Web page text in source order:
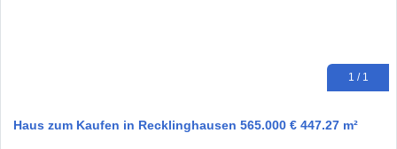
1 / 1
Haus zum Kaufen in Recklinghausen 565.000 € 447.27 m²